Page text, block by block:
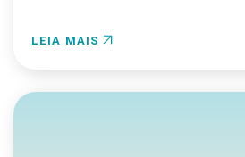
LEIA MAIS